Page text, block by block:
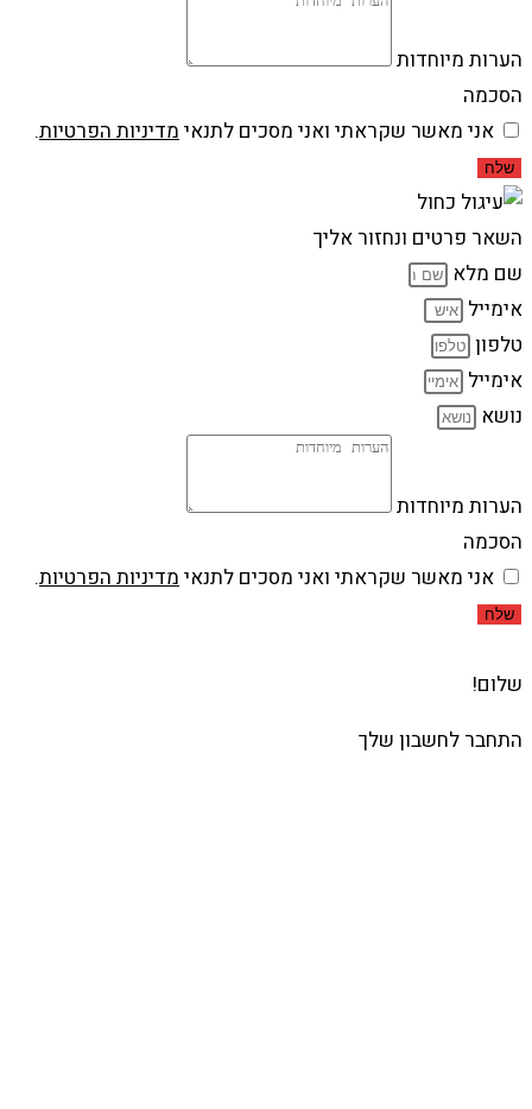
הערות מיוחדות
הסכמה
אני מאשר שקראתי ואני מסכים לתנאי מדיניות הפרטיות.
שלח
השאר פרטים ונחזור אליך
שם מלא
אימייל
טלפון
אימייל
נושא
הערות מיוחדות
הסכמה
אני מאשר שקראתי ואני מסכים לתנאי מדיניות הפרטיות.
שלח
שלום!
התחבר לחשבון שלך